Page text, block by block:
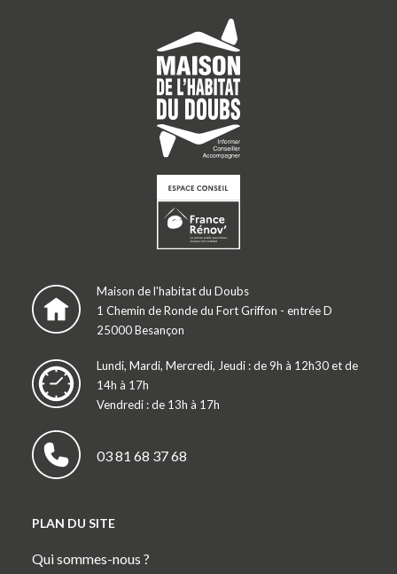
Maison de l'habitat du Doubs
1 Chemin de Ronde du Fort Griffon - entrée D
25000 Besançon
Lundi, Mardi, Mercredi, Jeudi : de 9h à 12h30 et de
14h à 17h
Vendredi : de 13h à 17h
03 81 68 37 68
PLAN DU SITE
Qui sommes-nous ?